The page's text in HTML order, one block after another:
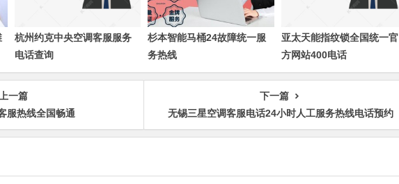
杭州约克中央空调客服服务
电话查询
杉本智能马桶24故障统一服
务热线
亚太天能指纹锁全国统一官
方网站400电话
一篇
服热线全国畅通
下一篇
无锡三星空调客服电话24小时人工服务热线电话预约